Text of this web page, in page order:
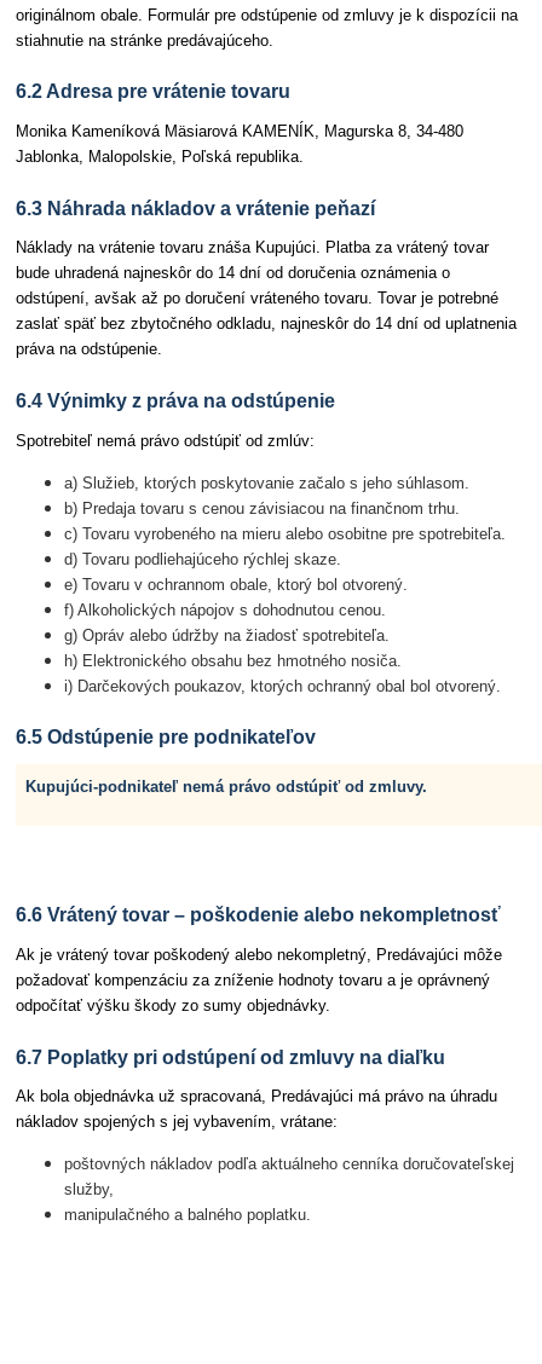
originálnom obale. Formulár pre odstúpenie od zmluvy je k dispozícii na
stiahnutie na stránke predávajúceho.
6.2 Adresa pre vrátenie tovaru
Monika Kameníková Mäsiarová KAMENÍK, Magurska 8, 34-480
Jablonka, Malopolskie, Poľská republika.
6.3 Náhrada nákladov a vrátenie peňazí
Náklady na vrátenie tovaru znáša Kupujúci. Platba za vrátený tovar
bude uhradená najneskôr do 14 dní od doručenia oznámenia o
odstúpení, avšak až po doručení vráteného tovaru. Tovar je potrebné
zaslať späť bez zbytočného odkladu, najneskôr do 14 dní od uplatnenia
práva na odstúpenie.
6.4 Výnimky z práva na odstúpenie
Spotrebiteľ nemá právo odstúpiť od zmlúv:
a) Služieb, ktorých poskytovanie začalo s jeho súhlasom.
b) Predaja tovaru s cenou závisiacou na finančnom trhu.
c) Tovaru vyrobeného na mieru alebo osobitne pre spotrebiteľa.
d) Tovaru podliehajúceho rýchlej skaze.
e) Tovaru v ochrannom obale, ktorý bol otvorený.
f) Alkoholických nápojov s dohodnutou cenou.
g) Opráv alebo údržby na žiadosť spotrebiteľa.
h) Elektronického obsahu bez hmotného nosiča.
i) Darčekových poukazov, ktorých ochranný obal bol otvorený.
6.5 Odstúpenie pre podnikateľov
Kupujúci-podnikateľ nemá právo odstúpiť od zmluvy.
6.6 Vrátený tovar – poškodenie alebo nekompletnosť
Ak je vrátený tovar poškodený alebo nekompletný, Predávajúci môže
požadovať kompenzáciu za zníženie hodnoty tovaru a je oprávnený
odpočítať výšku škody zo sumy objednávky.
6.7 Poplatky pri odstúpení od zmluvy na diaľku
Ak bola objednávka už spracovaná, Predávajúci má právo na úhradu
nákladov spojených s jej vybavením, vrátane:
poštovných nákladov podľa aktuálneho cenníka doručovateľskej
služby,
manipulačného a balného poplatku.